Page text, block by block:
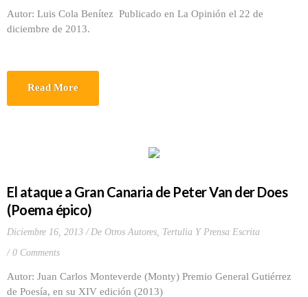
Autor: Luis Cola Benítez Publicado en La Opinión el 22 de
diciembre de 2013.
Read More
El ataque a Gran Canaria de Peter Van der Does
(Poema épico)
Diciembre 16, 2013 De Otros Autores, Tertulia Y Prensa Escrita
0 Comments
Autor: Juan Carlos Monteverde (Monty) Premio General Gutiérrez
de Poesía, en su XIV edición (2013)